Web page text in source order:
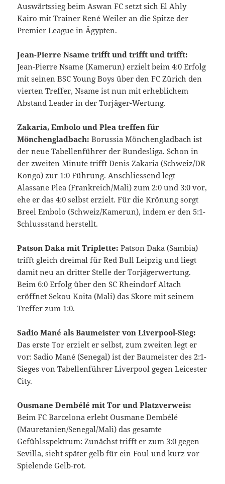
Auswärtssieg beim Aswan FC setzt sich El Ahly
Kairo mit Trainer René Weiler an die Spitze der
Premier League in Ägypten.
Jean-Pierre Nsame trifft und trifft und trifft:
Jean-Pierre Nsame (Kamerun) erzielt beim 4:0 Erfolg
mit seinen BSC Young Boys über den FC Zürich den
vierten Treffer, Nsame ist nun mit erheblichem
Abstand Leader in der Torjäger-Wertung.
Zakaria, Embolo und Plea treffen für
Mönchengladbach:Borussia Mönchengladbach ist
der neue Tabellenführer der Bundesliga. Schon in
der zweiten Minute trifft Denis Zakaria (Schweiz/DR
Kongo) zur 1:0 Führung. Anschliessend legt
Alassane Plea (Frankreich/Mali) zum 2:0 und 3:0 vor,
ehe er das 4:0 selbst erzielt. Für die Krönung sorgt
Breel Embolo (Schweiz/Kamerun), indem er den 5:1-
Schlussstand herstellt.
Patson Daka mit Triplette:Patson Daka (Sambia)
trifft gleich dreimal für Red Bull Leipzig und liegt
damit neu an dritter Stelle der Torjägerwertung.
Beim 6:0 Erfolg über den SC Rheindorf Altach
eröffnet Sekou Koita (Mali) das Skore mit seinem
Treffer zum 1:0.
Sadio Mané als Baumeister von Liverpool-Sieg:
Das erste Tor erzielt er selbst, zum zweiten legt er
vor: Sadio Mané (Senegal) ist der Baumeister des 2:1-
Sieges von Tabellenführer Liverpool gegen Leicester
City.
Ousmane Dembélé mit Tor und Platzverweis:
Beim FC Barcelona erlebt Ousmane Dembélé
(Mauretanien/Senegal/Mali) das gesamte
Gefühlsspektrum: Zunächst trifft er zum 3:0 gegen
Sevilla, sieht später gelb für ein Foul und kurz vor
Spielende Gelb-rot.